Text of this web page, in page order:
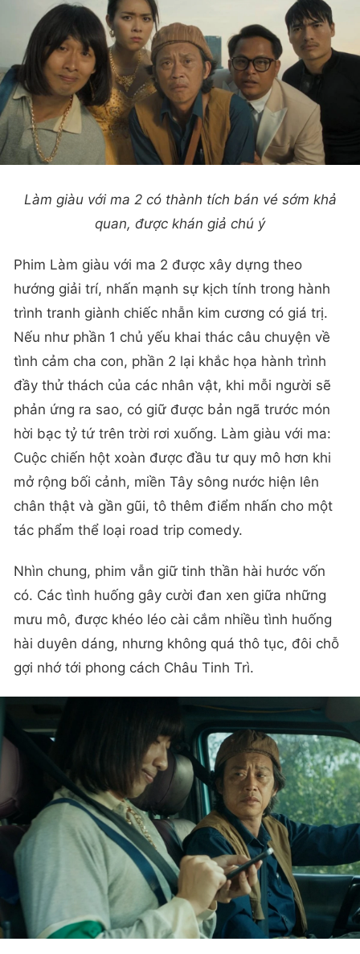
Làm giàu với ma 2 có thành tích bán vé sớm khả
quan, được khán giả chú ý
Phim Làm giàu với ma 2 được xây dựng theo
hướng giải trí, nhấn mạnh sự kịch tính trong hành
trình tranh giành chiếc nhẫn kim cương có giá trị.
Nếu như phần 1 chủ yếu khai thác câu chuyện về
tình cảm cha con, phần 2 lại khắc họa hành trình
đầy thử thách của các nhân vật, khi mỗi người sẽ
phản ứng ra sao, có giữ được bản ngã trước món
hời bạc tỷ tứ trên trời rơi xuống. Làm giàu với ma:
Cuộc chiến hột xoàn được đầu tư quy mô hơn khi
mở rộng bối cảnh, miền Tây sông nước hiện lên
chân thật và gần gũi, tô thêm điểm nhấn cho một
tác phẩm thể loại road trip comedy.
Nhìn chung, phim vẫn giữ tinh thần hài hước vốn
có. Các tình huống gây cười đan xen giữa những
mưu mô, được khéo léo cài cắm nhiều tình huống
hài duyên dáng, nhưng không quá thô tục, đôi chỗ
gợi nhớ tới phong cách Châu Tinh Trì.